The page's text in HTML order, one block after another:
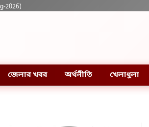
2026)
জেলার খবর অর্থনীতি খেলাধুলা